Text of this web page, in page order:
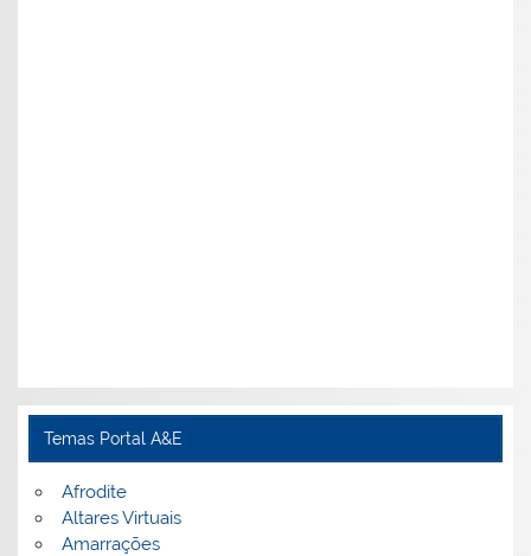
Temas Portal A&E
Afrodite
Altares Virtuais
Amarrações